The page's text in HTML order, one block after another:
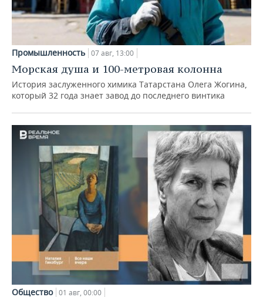
Промышленность 07 авг, 13:00
Морская душа и 100-метровая колонна
История заслуженного химика Татарстана Олега Жогина,
который 32 года знает завод до последнего винтика
Общество 01 авг, 00:00